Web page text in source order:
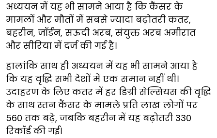
अध्ययन में यह भी सामने आया है कि कैंसर के
मामलों और मौतों में सबसे ज्यादा बढ़ोतरी कतर,
बहरीन, जॉर्डन, सऊदी अरब, संयुक्त अरब अमीरात
और सीरिया में दर्ज की गई है।
हालांकि साथ ही अध्ययन में यह भी सामने आया है
कि यह वृद्धि सभी देशों में एक समान नहीं थी।
उदाहरण के लिए कतर में हर डिग्री सेल्सियस की वृद्धि
के साथ स्तन कैंसर के मामले प्रति लाख लोगों पर
560 तक बढ़े, जबकि बहरीन में यह बढ़ोतरी 330
रिकॉर्ड की गई।